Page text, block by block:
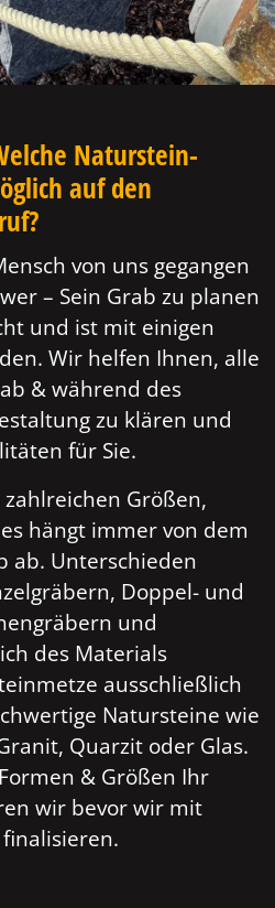
Naturstein-
auf den
von uns gegangen
– Sein Grab zu planen
und ist mit einigen
Wir helfen Ihnen, alle
& während des
zu klären und
für Sie.
Größen,
hängt immer von dem
ab. Unterschieden
Doppel- und
und
des Materials
ausschließlich
Natursteine wie
Quarzit oder Glas.
& Größen Ihr
wir bevor wir mit